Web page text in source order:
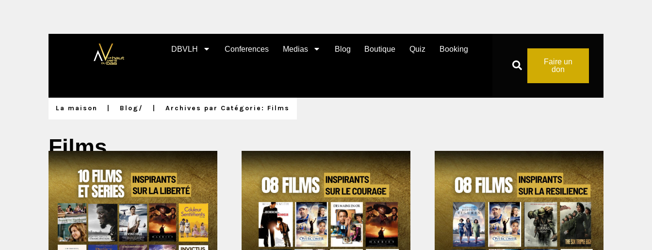
DBVLH Conferences Medias Blog Boutique Quiz
Booking
Faire un
don
La maison Blog / Archives par Catégorie: Films
Films